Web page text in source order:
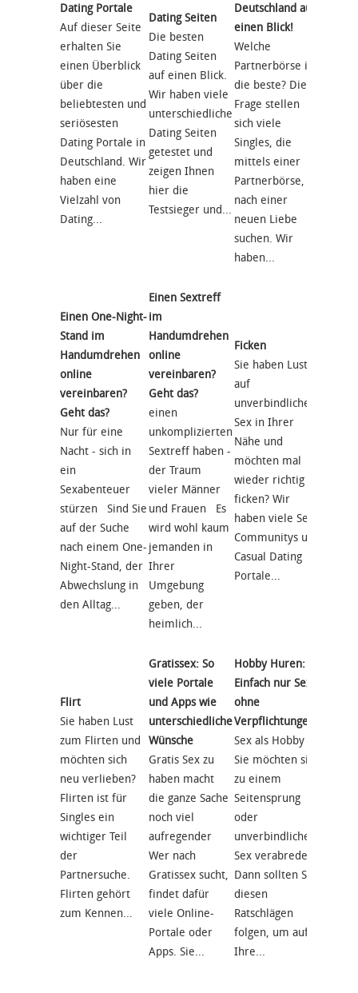
Dating Portale
Auf dieser Seite
erhalten Sie
einen Überblick
über die
beliebtesten und
seriösesten
Dating Portale in
Deutschland. Wir
haben eine
Vielzahl von
Dating...
Dating Seiten
Die besten
Dating Seiten
auf einen Blick.
Wir haben viele
unterschiedliche
Dating Seiten
getestet und
zeigen Ihnen
hier die
Testsieger und...
Deutschland auf
einen Blick!
Welche
Partnerbörse ist
die beste? Diese
Frage stellen
sich viele
Singles, die
mittels einer
Partnerbörse,
nach einer
neuen Liebe
suchen. Wir
haben...
Einen One-Night-
Stand im
Handumdrehen
online
vereinbaren?
Geht das?
Nur für eine
Nacht - sich in
ein
Sexabenteuer
stürzen Sind Sie
auf der Suche
nach einem One-
Night-Stand, der
Abwechslung in
den Alltag...
Einen Sextreff
im
Handumdrehen
online
vereinbaren?
Geht das?
einen
unkomplizierten
Sextreff haben -
der Traum
vieler Männer
und Frauen Es
wird wohl kaum
jemanden in
Ihrer
Umgebung
geben, der
heimlich...
Ficken
Sie haben Lust
auf
unverbindliche
Sex in Ihrer
Nähe und
möchten mal
wieder richtig
ficken? Wir
haben viele Sex
Communitys und
Casual Dating
Portale...
Flirt
Sie haben Lust
zum Flirten und
möchten sich
neu verlieben?
Flirten ist für
Singles ein
wichtiger Teil
der
Partnersuche.
Flirten gehört
zum Kennen...
Gratissex: So
viele Portale
und Apps wie
unterschiedliche
Wünsche
Gratis Sex zu
haben macht
die ganze Sache
noch viel
aufregender
Wer nach
Gratissex sucht,
findet dafür
viele Online-
Portale oder
Apps. Sie...
Hobby Huren:
Einfach nur Sex
ohne
Verpflichtungen
Sex als Hobby
Sie möchten sich
zu einem
Seitensprung
oder
unverbindlichem
Sex verabreden?
Dann sollten Sie
diesen
Ratschlägen
folgen, um auf
Ihre...